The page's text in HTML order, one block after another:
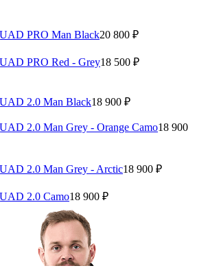
PRO Man Black20 800 ₽
PRO Red - Grey18 500 ₽
2.0 Man Black18 900 ₽
2.0 Man Grey - Orange Camo18 900
2.0 Man Grey - Arctic18 900 ₽
2.0 Camo18 900 ₽